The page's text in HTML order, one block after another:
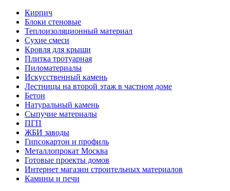
Кирпич
Блоки стеновые
Теплоизоляционный материал
Сухие смеси
Кровля для крыши
Плитка тротуарная
Пиломатериалы
Искусственный камень
Лестницы на второй этаж в частном доме
Бетон
Натуральный камень
Сыпучие материалы
ПГП
ЖБИ заводы
Гипсокартон и профиль
Металлопрокат Москва
Готовые проекты домов
Интернет магазин строительных материалов
Камины и печи